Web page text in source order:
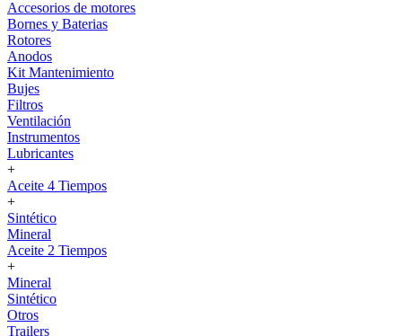
Accesorios de motores
Bornes y Baterias
Rotores
Anodos
Kit Mantenimiento
Bujes
Filtros
Ventilación
Instrumentos
Lubricantes
+
Aceite 4 Tiempos
+
Sintético
Mineral
Aceite 2 Tiempos
+
Mineral
Sintético
Otros
Trailers